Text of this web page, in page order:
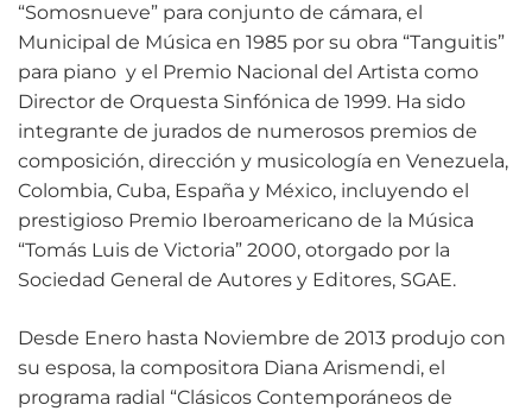
“Somosnueve” para conjunto de cámara, el
Municipal de Música en 1985 por su obra “Tanguitis”
para piano y el Premio Nacional del Artista como
Director de Orquesta Sinfónica de 1999. Ha sido
integrante de jurados de numerosos premios de
composición, dirección y musicología en Venezuela,
Colombia, Cuba, España y México, incluyendo el
prestigioso Premio Iberoamericano de la Música
“Tomás Luis de Victoria” 2000, otorgado por la
Sociedad General de Autores y Editores, SGAE.
Desde Enero hasta Noviembre de 2013 produjo con
su esposa, la compositora Diana Arismendi, el
programa radial “Clásicos Contemporáneos de